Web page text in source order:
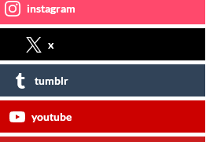
instagram
x
tumblr
youtube